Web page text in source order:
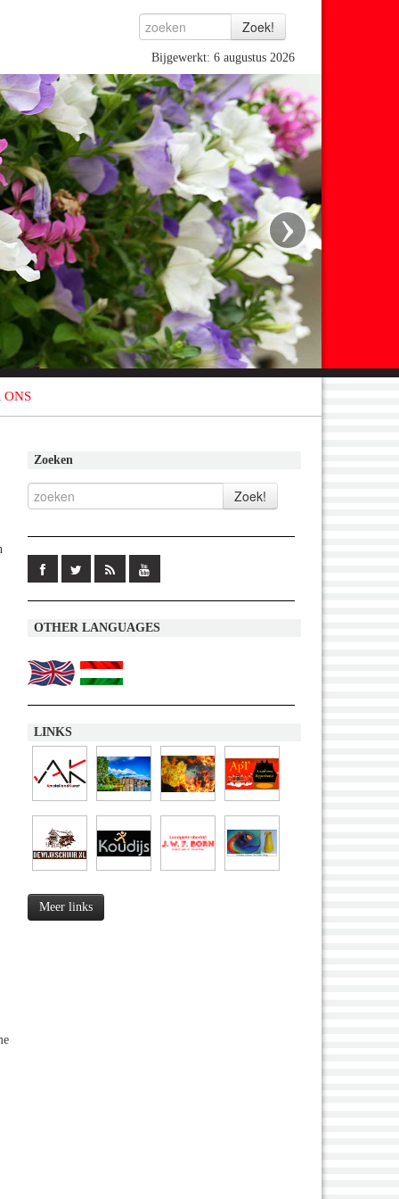
Bijgewerkt: 6 augustus 2026
›
ONS
Zoeken
OTHER LANGUAGES
LINKS
Meer links